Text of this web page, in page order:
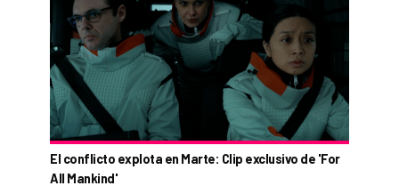
El conflicto explota en Marte: Clip exclusivo de 'For
All Mankind'